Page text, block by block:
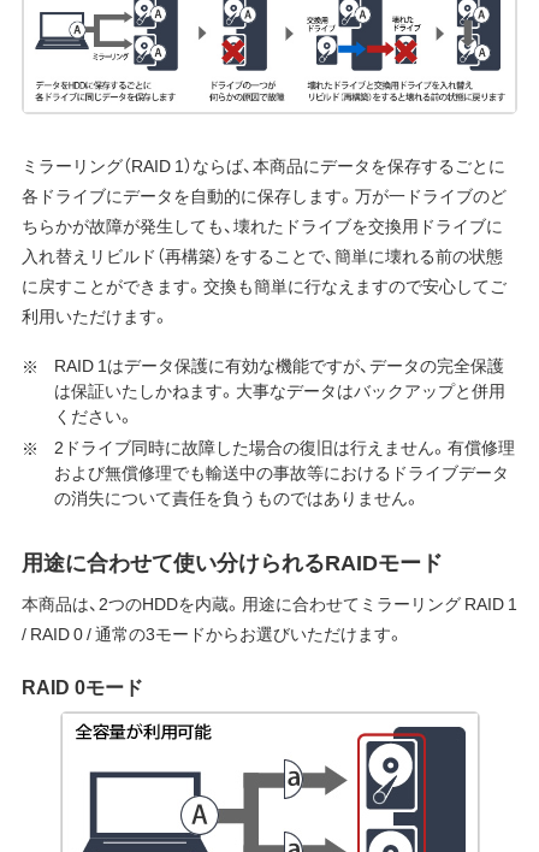
ミラーリング（RAID 1）ならば、本商品にデータを保存するごとに
各ドライブにデータを自動的に保存します。万が一ドライブのど
ちらかが故障が発生しても、壊れたドライブを交換用ドライブに
入れ替えリビルド（再構築）をすることで、簡単に壊れる前の状態
に戻すことができます。交換も簡単に行なえますので安心してご
利用いただけます。
RAID 1はデータ保護に有効な機能ですが、データの完全保護
は保証いたしかねます。大事なデータはバックアップと併用
ください。
2ドライブ同時に故障した場合の復旧は行えません。有償修理
および無償修理でも輸送中の事故等におけるドライブデータ
の消失について責任を負うものではありません。
用途に合わせて使い分けられるRAIDモード
本商品は、2つのHDDを内蔵。用途に合わせてミラーリング RAID 1
/ RAID 0 / 通常の3モードからお選びいただけます。
RAID 0モード